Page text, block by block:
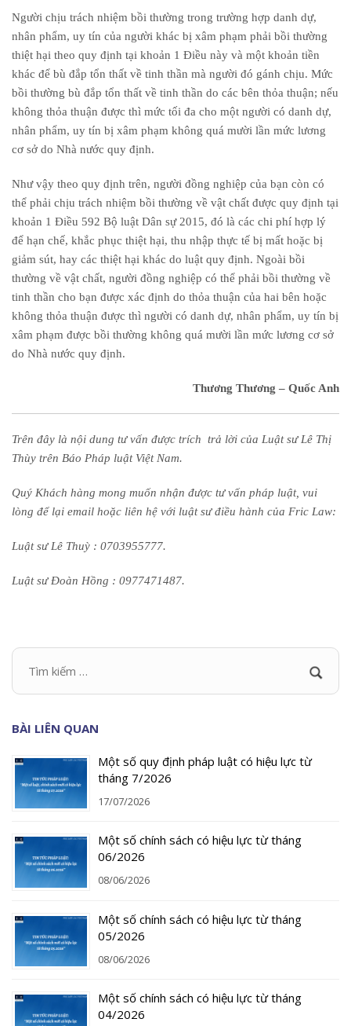
Người chịu trách nhiệm bồi thường trong trường hợp danh dự,
nhân phẩm, uy tín của người khác bị xâm phạm phải bồi thường
thiệt hại theo quy định tại khoản 1 Điều này và một khoản tiền
khác để bù đắp tổn thất về tinh thần mà người đó gánh chịu. Mức
bồi thường bù đắp tổn thất về tinh thần do các bên thỏa thuận; nếu
không thỏa thuận được thì mức tối đa cho một người có danh dự,
nhân phẩm, uy tín bị xâm phạm không quá mười lần mức lương
cơ sở do Nhà nước quy định.
Như vậy theo quy định trên, người đồng nghiệp của bạn còn có
thể phải chịu trách nhiệm bồi thường về vật chất được quy định tại
khoản 1 Điều 592 Bộ luật Dân sự 2015, đó là các chi phí hợp lý
để hạn chế, khắc phục thiệt hại, thu nhập thực tế bị mất hoặc bị
giảm sút, hay các thiệt hại khác do luật quy định. Ngoài bồi
thường về vật chất, người đồng nghiệp có thể phải bồi thường về
tinh thần cho bạn được xác định do thỏa thuận của hai bên hoặc
không thỏa thuận được thì người có danh dự, nhân phẩm, uy tín bị
xâm phạm được bồi thường không quá mười lần mức lương cơ sở
do Nhà nước quy định.
Thương Thương – Quốc Anh
Trên đây là nội dung tư vấn được trích trả lời của Luật sư Lê Thị
Thùy trên Báo Pháp luật Việt Nam.
Quý Khách hàng mong muốn nhận được tư vấn pháp luật, vui
lòng để lại email hoặc liên hệ với luật sư điều hành của Fric Law:
Luật sư Lê Thuỳ : 0703955777.
Luật sư Đoàn Hồng : 0977471487.
BÀI LIÊN QUAN
Một số quy định pháp luật có hiệu lực từ
tháng 7/2026
17/07/2026
Một số chính sách có hiệu lực từ tháng
06/2026
08/06/2026
Một số chính sách có hiệu lực từ tháng
05/2026
08/06/2026
Một số chính sách có hiệu lực từ tháng
04/2026